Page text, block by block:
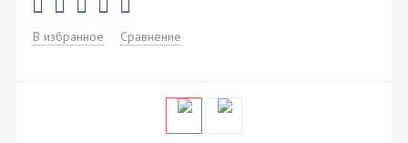
В избранное Сравнение